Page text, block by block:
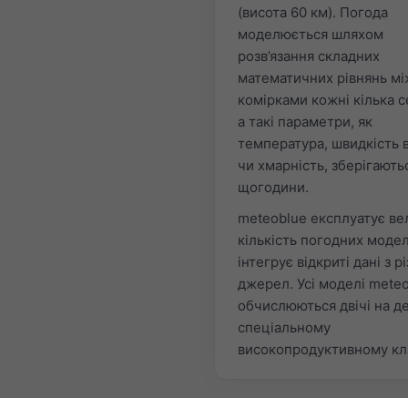
(висота 60 км). Погода
моделюється шляхом
розв’язання складних
математичних рівнянь
комірками кожні кілька
а такі параметри, як
температура, швидкість
чи хмарність,
щогодини.
meteoblue експлуатує
кількість погодних
інтегрує відкриті дані з
джерел. Усі моделі
обчислюються двічі на
спеціальному
високопродуктивному